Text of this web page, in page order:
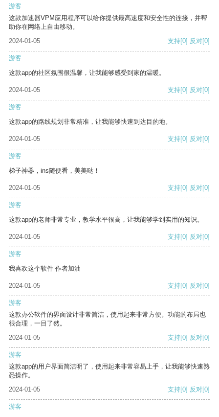
游客
这款加速器VPM应用程序可以给你提供最高速度和安全性的连接，并帮
助你在网络上自由移动。
2024-01-05
支持[0] 反对[0]
游客
这款app的社区氛围很温馨，让我能够感受到家的温暖。
2024-01-05 支持[0] 反对[0]
游客
这款app的路线规划非常精准，让我能够快速到达目的地。
2024-01-05 支持[0] 反对[0]
游客
梯子神器，ins随便看，美美哒！
2024-01-05 支持[0] 反对[0]
游客
这款app的老师非常专业，教学水平很高，让我能够学到实用的知识。
2024-01-05 支持[0] 反对[0]
游客
我喜欢这个软件 作者加油
2024-01-05 支持[0] 反对[0]
游客
这款办公软件的界面设计非常简洁，使用起来非常方便。功能的布局也
很合理，一目了然。
2024-01-05
支持[0] 反对[0]
游客
这款app的用户界面简洁明了，使用起来非常容易上手，让我能够快速熟
悉操作。
2024-01-05
支持[0] 反对[0]
游客